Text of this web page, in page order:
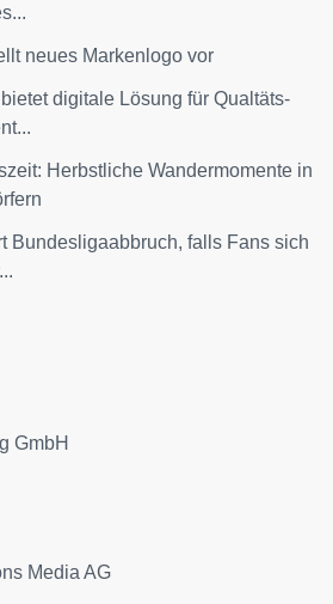
neues Markenlogo vor
digitale Lösung für Qualtäts-
Herbstliche Wandermomente in
Bundesligaabbruch, falls Fans sich
GmbH
Media AG